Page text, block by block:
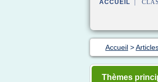
ACCUEIL |
Accueil >
Thèmes